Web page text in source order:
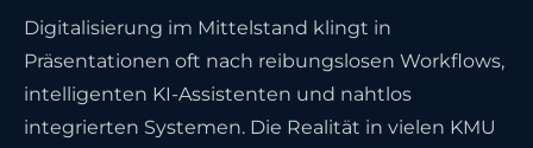
Digitalisierung im Mittelstand klingt in
Präsentationen oft nach reibungslosen Workflows,
intelligenten KI-Assistenten und nahtlos
integrierten Systemen. Die Realität in vielen KMU